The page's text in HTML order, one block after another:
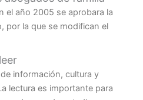
el año 2005 se aprobara la
por la que se modifican el
información, cultura y
lectura es importante para